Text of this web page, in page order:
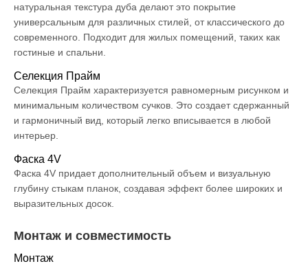
натуральная текстура дуба делают это покрытие
универсальным для различных стилей, от классического до
современного. Подходит для жилых помещений, таких как
гостиные и спальни.
Селекция Прайм
Селекция Прайм характеризуется равномерным рисунком и
минимальным количеством сучков. Это создает сдержанный
и гармоничный вид, который легко вписывается в любой
интерьер.
Фаска 4V
Фаска 4V придает дополнительный объем и визуальную
глубину стыкам планок, создавая эффект более широких и
выразительных досок.
Монтаж и совместимость
Монтаж